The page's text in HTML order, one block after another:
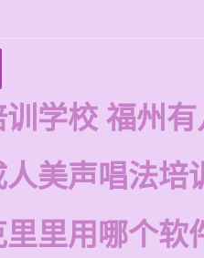
训学校 福州
美声唱法培
里里用哪个软